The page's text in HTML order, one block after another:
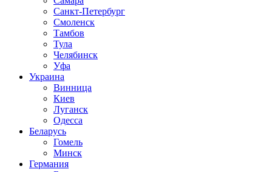
Санкт-Петербург
Смоленск
Тамбов
Тула
Челябинск
Уфа
Украина
Винница
Киев
Луганск
Одесса
Беларусь
Гомель
Минск
Германия